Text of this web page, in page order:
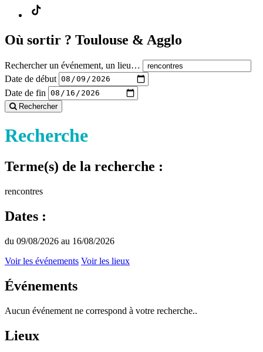
Où sortir ? Toulouse & Agglo
Rechercher un événement, un lieu…
Date de début
Date de fin
Rechercher
Recherche
Terme(s) de la recherche :
rencontres
Dates :
du 09/08/2026 au 16/08/2026
Voir les événements Voir les lieux
Événements
Aucun événement ne correspond à votre recherche..
Lieux